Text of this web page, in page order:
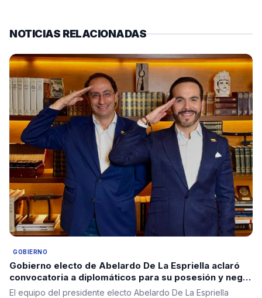
NOTICIAS RELACIONADAS
GOBIERNO
Gobierno electo de Abelardo De La Espriella aclaró
convocatoria a diplomáticos para su posesión y negó
criterios políticos
El equipo del presidente electo Abelardo De La Espriella